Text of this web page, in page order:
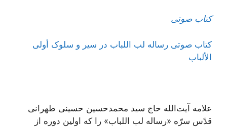
کتاب صوتی
کتاب صوتی رساله لب اللباب در سیر و سلوک أولی
الألباب
علامه آیت‌الله حاج سید محمد‌حسین حسینی طهرانی
قدّس سرّه «رساله لب اللباب» را که اولین دوره از